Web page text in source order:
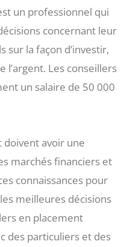
un professionnel qui
concernant leur
sur la façon d’investir,
l’argent. Les conseillers
un salaire de 50 000
doivent avoir une
marchés financiers et
connaissances pour
meilleures décisions
en placement
des particuliers et des